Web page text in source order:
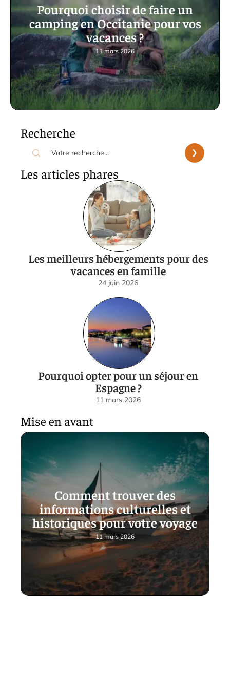
Pourquoi choisir de faire un
camping en Occitanie pour vos
vacances ?
11 mars 2026
Recherche
Les articles phares
Les meilleurs hébergements pour des
vacances en famille
24 juin 2026
Pourquoi opter pour un séjour en
Espagne ?
11 mars 2026
Mise en avant
Comment trouver des
informations culturelles et
historiques pour votre voyage
11 mars 2026